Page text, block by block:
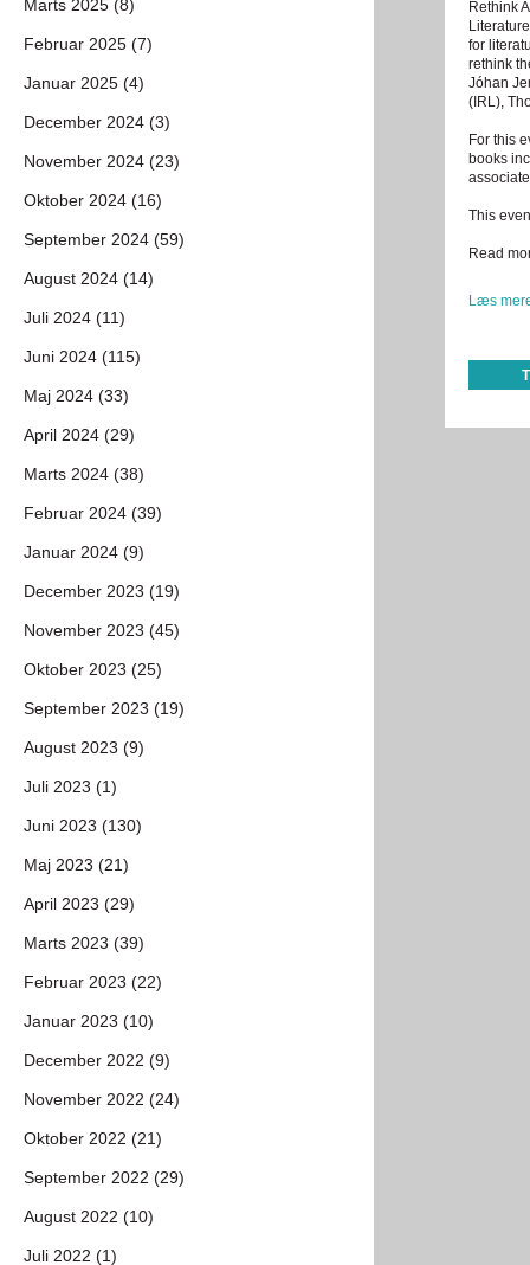
Rethink
for
rethink
Jóhan
(IRL),
For this
books
This
Read
Læs
Marts 2025 (8)
Februar 2025 (7)
Januar 2025 (4)
December 2024 (3)
November 2024 (23)
Oktober 2024 (16)
September 2024 (59)
August 2024 (14)
Juli 2024 (11)
Juni 2024 (115)
Maj 2024 (33)
April 2024 (29)
Marts 2024 (38)
Februar 2024 (39)
Januar 2024 (9)
December 2023 (19)
November 2023 (45)
Oktober 2023 (25)
September 2023 (19)
August 2023 (9)
Juli 2023 (1)
Juni 2023 (130)
Maj 2023 (21)
April 2023 (29)
Marts 2023 (39)
Februar 2023 (22)
Januar 2023 (10)
December 2022 (9)
November 2022 (24)
Oktober 2022 (21)
September 2022 (29)
August 2022 (10)
Juli 2022 (1)